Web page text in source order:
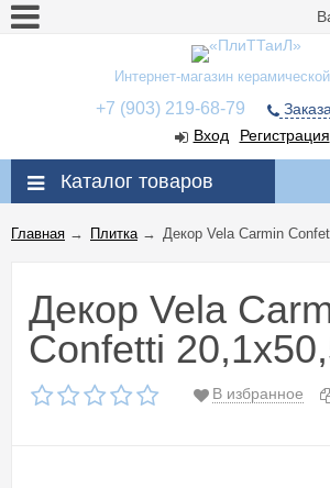
Интернет-магазин
+7 (903) 219-68-79
Вход
Регистрация
Каталог товаров
Главная → Плитка→ Декор Vela Carmin
Декор Vela
Confetti
В избранное